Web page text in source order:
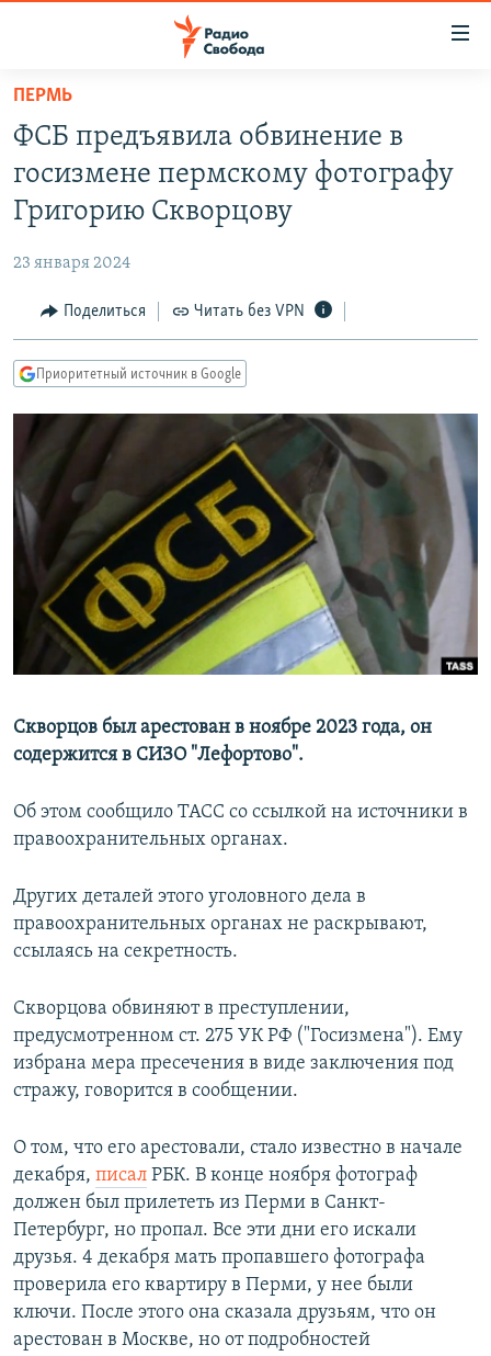
упрощенного
доступа
основному
Вернутся
Вернутся
поиску
ПОДКАСТЫ
АВТОРСКИЕ ПРОЕКТЫ
МНЕНИЯ
КУЛЬТУРА
КАВКАЗ.РЕАЛИИ
СЕВЕР.РЕАЛИИ
СИБИРЬ.РЕАЛИИ
РАСПИСАНИЕ ВЕЩАНИЯ
ПОДПИШИТЕСЬ НА РАССЫЛКУ
СОЦИАЛЬНЫЕ СЕТИ
Все сайты РСЕ/РС
ПЕРМЬ
ФСБ предъявила обвинение в
госизмене пермскому фотографу
Григорию Скворцову
23 января 2024
Поделиться Читать без VPN
Приоритетный источник в Google
Скворцов был арестован в ноябре 2023 года, он
содержится в СИЗО "Лефортово".
Об этом сообщило ТАСС со ссылкой на источники в
правоохранительных органах.
Других деталей этого уголовного дела в
правоохранительных органах не раскрывают,
ссылаясь на секретность.
Скворцова обвиняют в преступлении,
предусмотренном ст. 275 УК РФ ("Госизмена"). Ему
избрана мера пресечения в виде заключения под
стражу, говорится в сообщении.
О том, что его арестовали, стало известно в начале
декабря, писал РБК. В конце ноября фотограф
должен был прилететь из Перми в Санкт-
Петербург, но пропал. Все эти дни его искали
друзья. 4 декабря мать пропавшего фотографа
проверила его квартиру в Перми, у нее были
ключи. После этого она сказала друзьям, что он
арестован в Москве, но от подробностей